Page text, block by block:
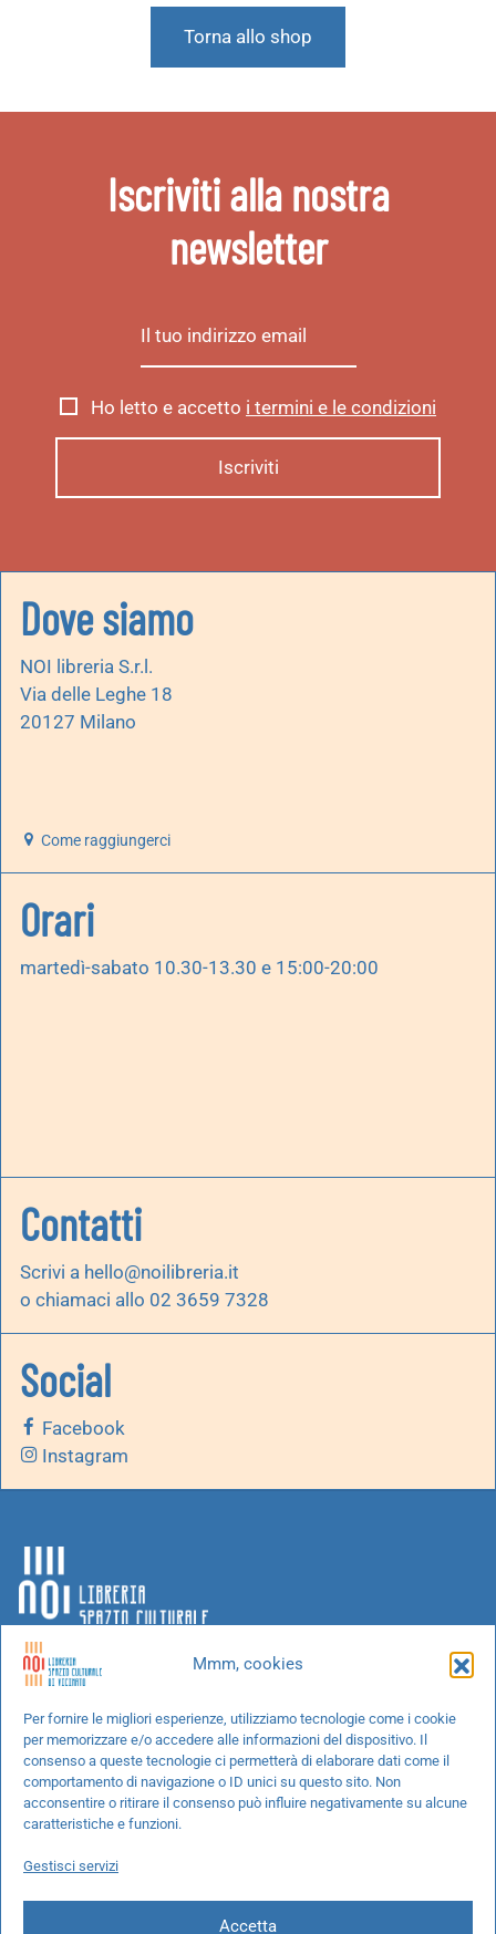
Mmm, cookies
Per fornire le migliori esperienze, utilizziamo tecnologie come i cookie
per memorizzare e/o accedere alle informazioni del dispositivo. Il
consenso a queste tecnologie ci permetterà di elaborare dati come il
comportamento di navigazione o ID unici su questo sito. Non
acconsentire o ritirare il consenso può influire negativamente su alcune
caratteristiche e funzioni.
Gestisci servizi
Accetta
Torna allo shop
Iscriviti alla nostra
newsletter
Ho letto e accetto i termini e le condizioni
Dove siamo
NOI libreria S.r.l.
Via delle Leghe 18
20127 Milano
Come raggiungerci
Orari
martedì-sabato 10.30-13.30 e 15:00-20:00
Contatti
Scrivi a hello@noilibreria.it
o chiamaci allo 02 3659 7328
Social
Facebook
Instagram
Chi siamo
Progetti speciali
Richiedi un libro
Spedizioni
Cookie Policy